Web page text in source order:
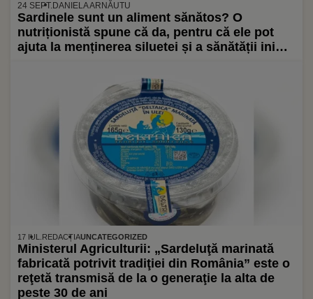
24 SEPT.DANIELA ARNĂUTU
Sardinele sunt un aliment sănătos? O
nutriționistă spune că da, pentru că ele pot
ajuta la menținerea siluetei și a sănătății inimii
17 IUL. REDACȚIAUNCATEGORIZED
Ministerul Agriculturii: „Sardeluţă marinată
fabricată potrivit tradiţiei din România” este o
reţetă transmisă de la o generaţie la alta de
peste 30 de ani